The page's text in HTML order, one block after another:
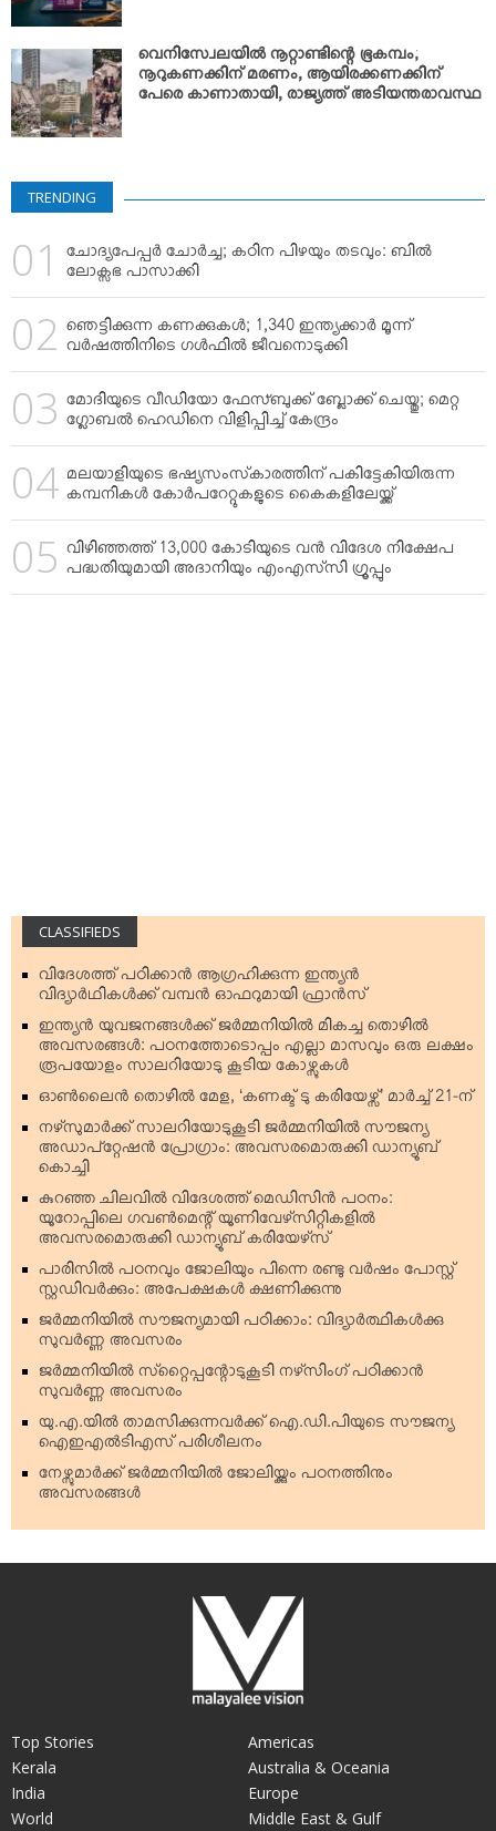
വെനിസ്വേലയില്‍ നൂറ്റാണ്ടിന്റെ ഭൂകമ്പം;
നൂറുകണക്കിന് മരണം, ആയിരക്കണക്കിന്
പേരെ കാണാതായി, രാജ്യത്ത് അടിയന്തരാവസ്ഥ
TRENDING
ചോദ്യപേപ്പര്‍ ചോര്‍ച്ച; കഠിന പിഴയും തടവും: ബില്‍
ലോക്സഭ പാസാക്കി
ഞെട്ടിക്കുന്ന കണക്കുകള്‍; 1,340 ഇന്ത്യക്കാര്‍ മൂന്ന്
വര്‍ഷത്തിനിടെ ഗള്‍ഫില്‍ ജീവനൊടുക്കി
മോദിയുടെ വീഡിയോ ഫേസ്ബുക്ക് ബ്ലോക്ക് ചെയ്തു; മെറ്റ
ഗ്ലോബല്‍ ഹെഡിനെ വിളിപ്പിച്ച് കേന്ദ്രം
മലയാളിയുടെ ഭഷ്യസംസ്‌കാരത്തിന് പകിട്ടേകിയിരുന്ന
കമ്പനികള്‍ കോര്‍പറേറ്റുകളുടെ കൈകളിലേയ്ക്ക്
വിഴിഞ്ഞത്ത് 13,000 കോടിയുടെ വന്‍ വിദേശ നിക്ഷേപ
പദ്ധതിയുമായി അദാനിയും എംഎസ്‌സി ഗ്രൂപ്പും
CLASSIFIEDS
വിദേശത്ത് പഠിക്കാന്‍ ആഗ്രഹിക്കുന്ന ഇന്ത്യന്‍
വിദ്യാര്‍ഥികള്‍ക്ക് വമ്പന്‍ ഓഫറുമായി ഫ്രാന്‍സ്
ഇന്ത്യന്‍ യുവജനങ്ങള്‍ക്ക് ജര്‍മ്മനിയില്‍ മികച്ച തൊഴില്‍
അവസരങ്ങള്‍: പഠനത്തോടൊപ്പം എല്ലാ മാസവും ഒരു ലക്ഷം
രൂപയോളം സാലറിയോടു കൂടിയ കോഴ്സുകള്‍
ഓണ്‍ലൈന്‍ തൊഴില്‍ മേള, ‘കണക്ട് ടു കരിയേഴ്സ്’ മാര്‍ച്ച് 21-ന്
നഴ്‌സുമാര്‍ക്ക് സാലറിയോടുകൂടി ജര്‍മ്മനിയില്‍ സൗജന്യ
അഡാപ്റ്റേഷന്‍ പ്രോഗ്രാം: അവസരമൊരുക്കി ഡാന്യൂബ്
കൊച്ചി
കുറഞ്ഞ ചിലവില്‍ വിദേശത്ത് മെഡിസിന്‍ പഠനം:
യൂറോപ്പിലെ ഗവണ്‍മെന്റ് യൂണിവേഴ്‌സിറ്റികളില്‍
അവസരമൊരുക്കി ഡാന്യൂബ് കരിയേഴ്‌സ്
പാരിസില്‍ പഠനവും ജോലിയും പിന്നെ രണ്ടു വര്‍ഷം പോസ്റ്റ്
സ്റ്റഡിവര്‍ക്കും: അപേക്ഷകള്‍ ക്ഷണിക്കുന്നു
ജര്‍മ്മനിയില്‍ സൗജന്യമായി പഠിക്കാം: വിദ്യാര്‍ത്ഥികള്‍ക്കു
സുവര്‍ണ്ണ അവസരം
ജര്‍മ്മനിയില്‍ സ്‌റ്റൈപ്പന്റോടുകൂടി നഴ്‌സിംഗ് പഠിക്കാന്‍
സുവര്‍ണ്ണ അവസരം
യു.എ.യില്‍ താമസിക്കുന്നവര്‍ക്ക് ഐ.ഡി.പിയുടെ സൗജന്യ
ഐഇഎല്‍ടിഎസ് പരിശീലനം
നേഴ്സുമാര്‍ക്ക് ജര്‍മ്മനിയില്‍ ജോലിയ്ക്കും പഠനത്തിനും
അവസരങ്ങള്‍
Top Stories
Kerala
India
World
Americas
Australia & Oceania
Europe
Middle East & Gulf